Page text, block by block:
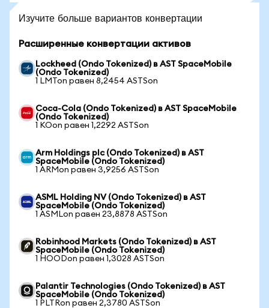
Изучите больше вариантов конвертации
Расширенные конвертации активов
Lockheed (Ondo Tokenized) в AST SpaceMobile
(Ondo Tokenized)
1 LMTon равен 8,2454 ASTSon
Coca-Cola (Ondo Tokenized) в AST SpaceMobile
(Ondo Tokenized)
1 KOon равен 1,2292 ASTSon
Arm Holdings plc (Ondo Tokenized) в AST
SpaceMobile (Ondo Tokenized)
1 ARMon равен 3,9256 ASTSon
ASML Holding NV (Ondo Tokenized) в AST
SpaceMobile (Ondo Tokenized)
1 ASMLon равен 23,8878 ASTSon
Robinhood Markets (Ondo Tokenized) в AST
SpaceMobile (Ondo Tokenized)
1 HOODon равен 1,3028 ASTSon
Palantir Technologies (Ondo Tokenized) в AST
SpaceMobile (Ondo Tokenized)
1 PLTRon равен 2,3780 ASTSon